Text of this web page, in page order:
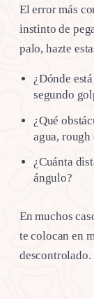
El error más
instinto de
palo, hazte
¿Dónde
segundo
¿Qué
agua, rough
¿Cuánta
ángulo?
En muchos
te colocan en
descontrolado.